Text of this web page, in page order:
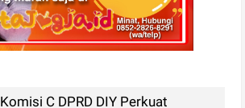
Komisi C DPRD DIY Perkuat